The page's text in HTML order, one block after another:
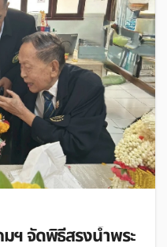
ฯ จัดพิธีสรงน้ำพระ